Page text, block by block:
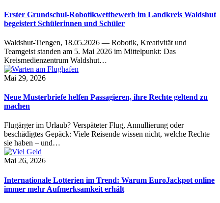
Erster Grundschul-Robotikwettbewerb im Landkreis Waldshut
begeistert Schülerinnen und Schüler
Waldshut-Tiengen, 18.05.2026 — Robotik, Kreativität und
Teamgeist standen am 5. Mai 2026 im Mittelpunkt: Das
Kreismedienzentrum Waldshut…
Mai 29, 2026
Neue Musterbriefe helfen Passagieren, ihre Rechte geltend zu
machen
Flugärger im Urlaub? Verspäteter Flug, Annullierung oder
beschädigtes Gepäck: Viele Reisende wissen nicht, welche Rechte
sie haben – und…
Mai 26, 2026
Internationale Lotterien im Trend: Warum EuroJackpot online
immer mehr Aufmerksamkeit erhält